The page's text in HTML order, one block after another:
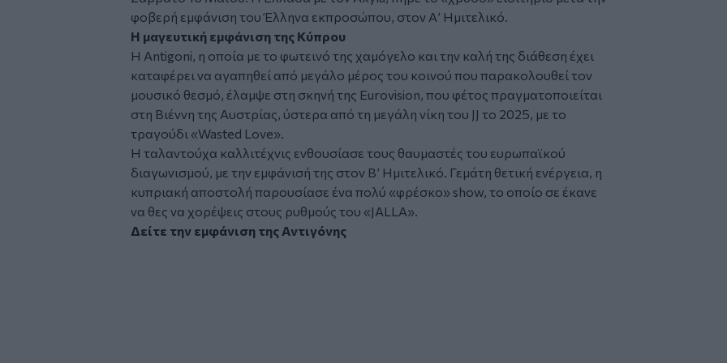
φοβερή εμφάνιση του Έλληνα εκπροσώπου, στον Α’ Ημιτελικό.
Η μαγευτική εμφάνιση της Κύπρου
Η Antigoni, η οποία με το φωτεινό της χαμόγελο και την καλή της διάθεση έχει
καταφέρει να αγαπηθεί από μεγάλο μέρος του κοινού που παρακολουθεί τον
μουσικό θεσμό, έλαμψε στη σκηνή της Eurovision, που φέτος πραγματοποιείται
στη Βιέννη της Αυστρίας, ύστερα από τη μεγάλη νίκη του JJ το 2025, με το
τραγούδι «Wasted Love».
Η ταλαντούχα καλλιτέχνις ενθουσίασε τους θαυμαστές του ευρωπαϊκού
διαγωνισμού, με την εμφάνισή της στον Β’ Ημιτελικό. Γεμάτη θετική ενέργεια, η
κυπριακή αποστολή παρουσίασε ένα πολύ «φρέσκο» show, το οποίο σε έκανε
να θες να χορέψεις στους ρυθμούς του «JALLA».
Δείτε την εμφάνιση της Αντιγόνης